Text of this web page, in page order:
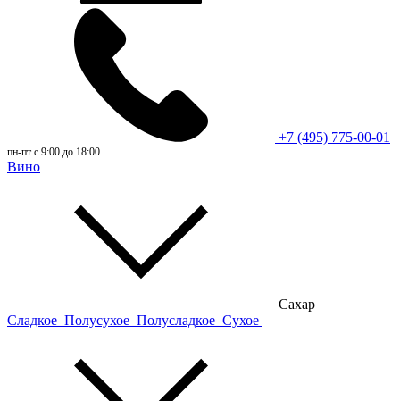
+7 (495) 775-00-01
пн-пт с 9:00 до 18:00
Вино
Сахар
Сладкое Полусухое Полусладкое Сухое